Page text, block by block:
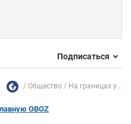
Подписаться
Общество На границах у...
OBOZ